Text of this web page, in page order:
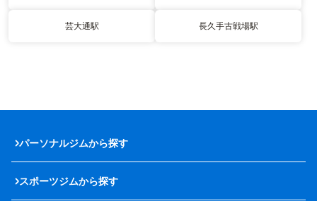
芸大通駅 長久手古戦場駅
パーソナルジムから探す
スポーツジムから探す